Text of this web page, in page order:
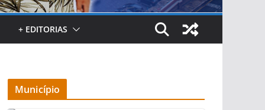
+ EDITORIAS
Município